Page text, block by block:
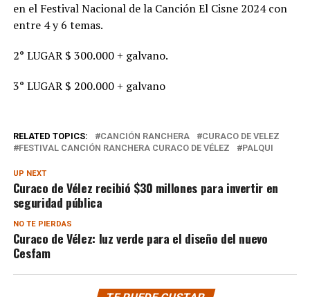
en el Festival Nacional de la Canción El Cisne 2024 con
entre 4 y 6 temas.
2° LUGAR $ 300.000 + galvano.
3° LUGAR $ 200.000 + galvano
RELATED TOPICS: CANCIÓN RANCHERA
CURACO DE VELEZ
FESTIVAL CANCIÓN RANCHERA CURACO DE VÉLEZ
PALQUI
UP NEXT
Curaco de Vélez recibió $30 millones para invertir en
seguridad pública
NO TE PIERDAS
Curaco de Vélez: luz verde para el diseño del nuevo
Cesfam